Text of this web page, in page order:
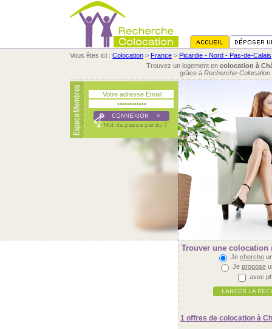
Vous êtes ici : Colocation > France > Picardie - Nord - Pas-de-Calais
Trouvez un logement en colocation à
grâce à Recherche-Colocation
Trouver une colocation
Je cherche
Je propose
avec
1 offres de colocation à